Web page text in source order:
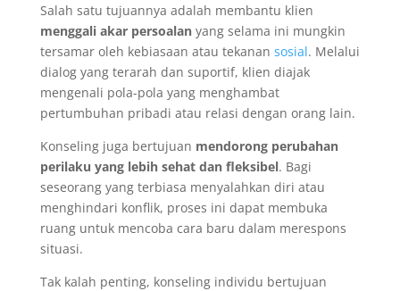
Salah satu tujuannya adalah membantu klien
menggali akar persoalanyang selama ini mungkin
tersamar oleh kebiasaan atau tekanan sosial. Melalui
dialog yang terarah dan suportif, klien diajak
mengenali pola-pola yang menghambat
pertumbuhan pribadi atau relasi dengan orang lain.
Konseling juga bertujuan mendorong perubahan
perilaku yang lebih sehat dan fleksibel. Bagi
seseorang yang terbiasa menyalahkan diri atau
menghindari konflik, proses ini dapat membuka
ruang untuk mencoba cara baru dalam merespons
situasi.
Tak kalah penting, konseling individu bertujuan